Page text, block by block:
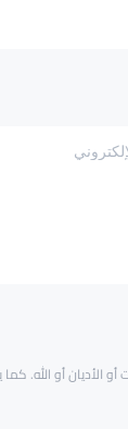
الأديان أو الله.